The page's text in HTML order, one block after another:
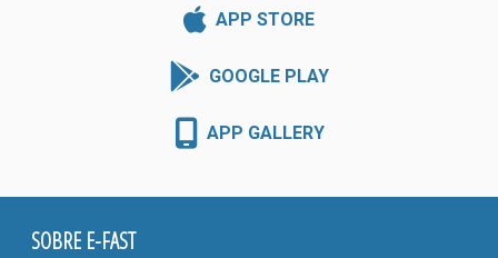
APP STORE
GOOGLE PLAY
APP GALLERY
SOBRE E-FAST